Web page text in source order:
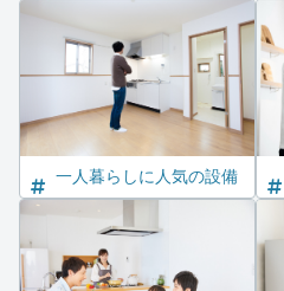
一人暮らしに人気の設備